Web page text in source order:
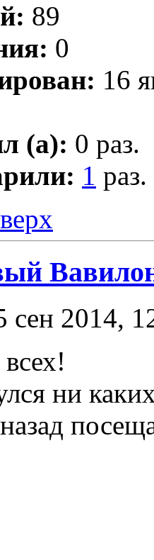
89
0
16
(а): 0 раз.
1 раз.
сен 2014,
ни